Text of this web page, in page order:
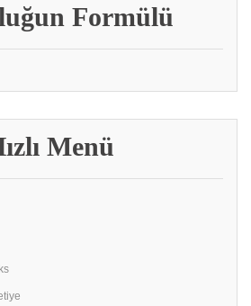
Formülü
Menü